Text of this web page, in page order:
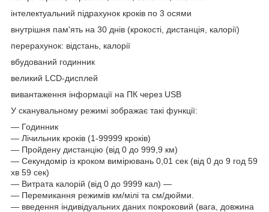
інтелектуальний підрахунок кроків по 3 осями
внутрішня пам'ять на 30 днів (крокості, дистанція, калорії)
перерахунок: відстань, калорії
вбудований годинник
великий LCD-дисплей
вивантаження інформації на ПК через USB
У сканувальному режимі зображає такі функції:
— Годинник
— Лічильник кроків (1-99999 кроків)
— Пройдену дистанцію (від 0 до 999,9 км)
— Секундомір із кроком вимірювань 0,01 сек (від 0 до 9 год 59
хв 59 сек)
— Витрата калорій (від 0 до 9999 кал) —
— Перемикання режимів км/мілі та см/дюйми.
— введення індивідуальних даних покроковий (вага, довжина